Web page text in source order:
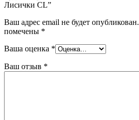
Лисички CL”
Ваш адрес email не будет опубликован.
помечены *
Ваша оценка *
Ваш отзыв *